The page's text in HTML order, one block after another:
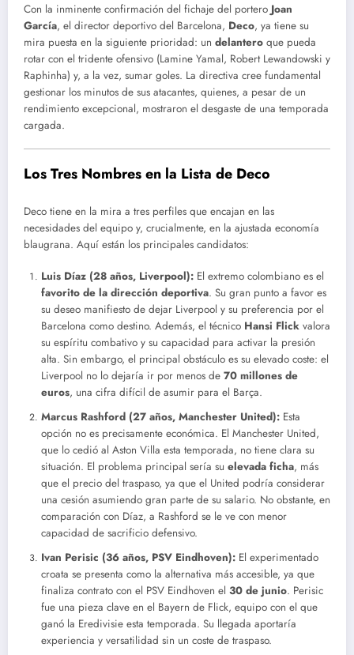
Con la inminente confirmación del fichaje del portero Joan
García, el director deportivo del Barcelona, Deco, ya tiene su
mira puesta en la siguiente prioridad: un delantero que pueda
rotar con el tridente ofensivo (Lamine Yamal, Robert Lewandowski y
Raphinha) y, a la vez, sumar goles. La directiva cree fundamental
gestionar los minutos de sus atacantes, quienes, a pesar de un
rendimiento excepcional, mostraron el desgaste de una temporada
cargada.
Los Tres Nombres en la Lista de Deco
Deco tiene en la mira a tres perfiles que encajan en las
necesidades del equipo y, crucialmente, en la ajustada economía
blaugrana. Aquí están los principales candidatos:
Luis Díaz (28 años, Liverpool): El extremo colombiano es el
favorito de la dirección deportiva. Su gran punto a favor es
su deseo manifiesto de dejar Liverpool y su preferencia por el
Barcelona como destino. Además, el técnico Hansi Flick valora
su espíritu combativo y su capacidad para activar la presión
alta. Sin embargo, el principal obstáculo es su elevado coste: el
Liverpool no lo dejaría ir por menos de 70 millones de
euros, una cifra difícil de asumir para el Barça.
Marcus Rashford (27 años, Manchester United): Esta
opción no es precisamente económica. El Manchester United,
que lo cedió al Aston Villa esta temporada, no tiene clara su
situación. El problema principal sería su elevada ficha, más
que el precio del traspaso, ya que el United podría considerar
una cesión asumiendo gran parte de su salario. No obstante, en
comparación con Díaz, a Rashford se le ve con menor
capacidad de sacrificio defensivo.
Ivan Perisic (36 años, PSV Eindhoven): El experimentado
croata se presenta como la alternativa más accesible, ya que
finaliza contrato con el PSV Eindhoven el 30 de junio. Perisic
fue una pieza clave en el Bayern de Flick, equipo con el que
ganó la Eredivisie esta temporada. Su llegada aportaría
experiencia y versatilidad sin un coste de traspaso.